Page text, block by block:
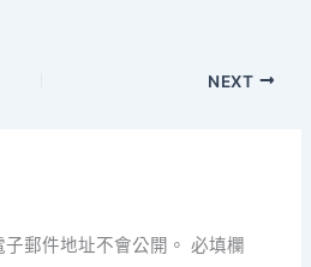
NEXT
郵件地址不會公開。 必填欄